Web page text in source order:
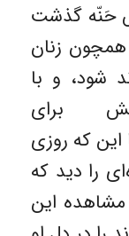
حَنّه گذشت
همچون زنان
شود، و با
برای
که روزی
را دید که
این